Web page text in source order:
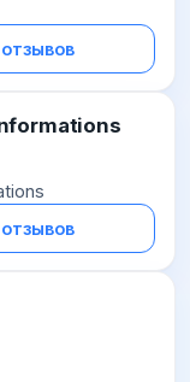
отзывов
отзывов